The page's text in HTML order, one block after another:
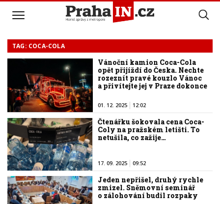
TAG: COCA-COLA
Vánoční kamion Coca-Cola
opět přijíždí do Česka. Nechte
rozeznít pravé kouzlo Vánoc
a přivítejte jej v Praze dokonce
01. 12. 2025 12:02
Čtenářku šokovala cena Coca-
Coly na pražském letišti. To
netušila, co zažije…
17. 09. 2025 09:52
Jeden nepřišel, druhý rychle
zmizel. Sněmovní seminář
o zálohování budil rozpaky